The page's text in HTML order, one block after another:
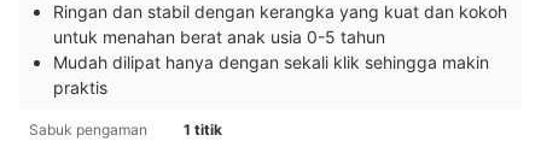
Ringan dan stabil dengan kerangka yang kuat dan kokoh
untuk menahan berat anak usia 0-5 tahun
Mudah dilipat hanya dengan sekali klik sehingga makin
praktis
Sabuk pengaman 1 titik